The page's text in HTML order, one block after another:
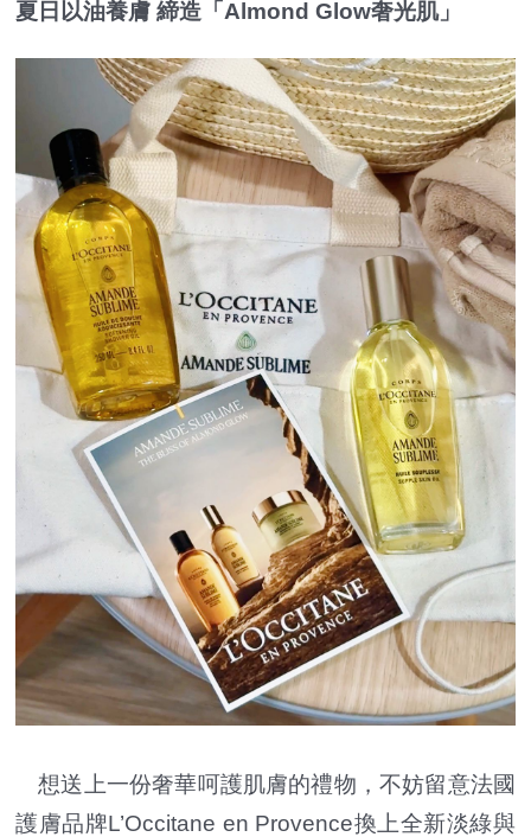
夏日以油養膚 締造「Almond Glow奢光肌」
想送上一份奢華呵護肌膚的禮物，不妨留意法國
護膚品牌L’Occitane en Provence換上全新淡綠與